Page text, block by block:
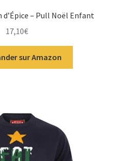
d’Épice – Pull Noël Enfant
17,10€
sur Amazon